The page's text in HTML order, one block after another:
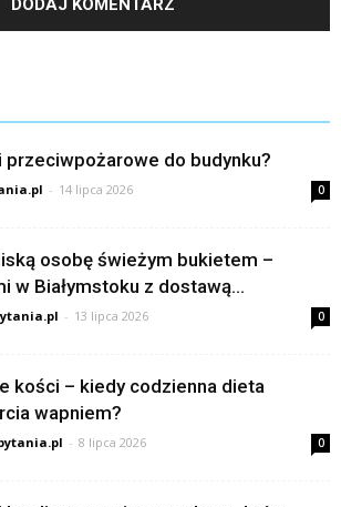
do budynku?
- 14 lipca 2026 0
osobę świeżym bukietem –
w Białymstoku z dostawą...
- 13 lipca 2026 0
kości – kiedy codzienna dieta
wapniem?
- 8 lipca 2026 0